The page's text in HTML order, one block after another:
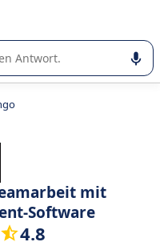
oder Auswahl
mit
Software
4.8